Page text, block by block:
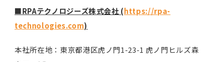
■RPAテクノロジーズ株式会社 (https://rpa-
technologies.com)
本社所在地：東京都港区虎ノ門1-23-1 虎ノ門ヒルズ森